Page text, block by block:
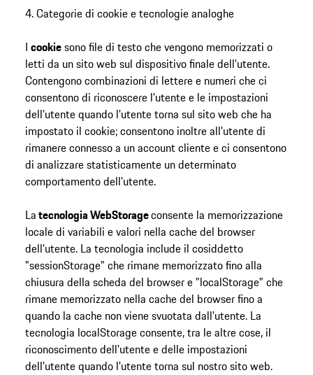
4. Categorie di cookie e tecnologie analoghe
I cookiesono file di testo che vengono memorizzati o
letti da un sito web sul dispositivo finale dell'utente.
Contengono combinazioni di lettere e numeri che ci
consentono di riconoscere l'utente e le impostazioni
dell'utente quando l'utente torna sul sito web che ha
impostato il cookie; consentono inoltre all'utente di
rimanere connesso a un account cliente e ci consentono
di analizzare statisticamente un determinato
comportamento dell'utente.
Latecnologia WebStorageconsente la memorizzazione
locale di variabili e valori nella cache del browser
dell'utente. La tecnologia include il cosiddetto
"sessionStorage" che rimane memorizzato fino alla
chiusura della scheda del browser e "localStorage" che
rimane memorizzato nella cache del browser fino a
quando la cache non viene svuotata dall'utente. La
tecnologia localStorage consente, tra le altre cose, il
riconoscimento dell'utente e delle impostazioni
dell'utente quando l'utente torna sul nostro sito web.